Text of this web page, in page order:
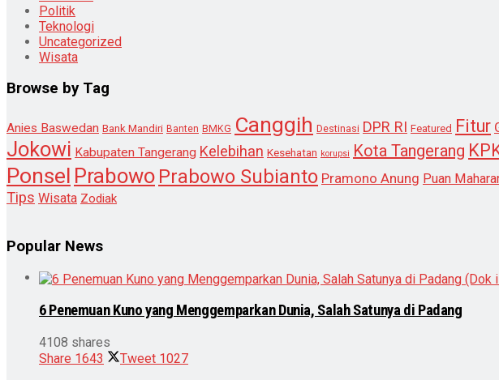
Politik
Teknologi
Uncategorized
Wisata
Browse by Tag
Anies Baswedan Bank Mandiri Banten BMKG Canggih Destinasi DPR RI Featured Fitur
Jokowi Kabupaten Tangerang Kelebihan Kesehatan korupsi Kota Tangerang
Ponsel Prabowo Prabowo Subianto Pramono Anung Puan
Tips Wisata Zodiak
Popular News
6 Penemuan Kuno yang Menggemparkan Dunia, Salah Satunya di Padang
4108 shares
Share 1643 Tweet 1027